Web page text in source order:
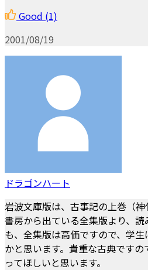
Good (1)
2001/08/19
ドラゴンハート
岩波文庫版は、古事記の上巻（
書房から出ている全集版より、
も、全集版は高価ですので、学
かと思います。貴重な古典です
ってほしいと思います。